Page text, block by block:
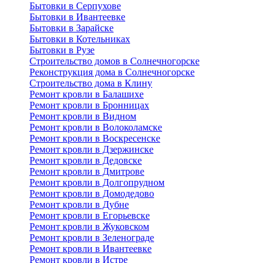
Бытовки в Серпухове
Бытовки в Ивантеевке
Бытовки в Зарайске
Бытовки в Котельниках
Бытовки в Рузе
Строительство домов в Солнечногорске
Реконструкция дома в Солнечногорске
Строительство дома в Клину
Ремонт кровли в Балашихе
Ремонт кровли в Бронницах
Ремонт кровли в Видном
Ремонт кровли в Волоколамске
Ремонт кровли в Воскресенске
Ремонт кровли в Дзержинске
Ремонт кровли в Дедовске
Ремонт кровли в Дмитрове
Ремонт кровли в Долгопрудном
Ремонт кровли в Домодедово
Ремонт кровли в Дубне
Ремонт кровли в Егорьевске
Ремонт кровли в Жуковском
Ремонт кровли в Зеленограде
Ремонт кровли в Ивантеевке
Ремонт кровли в Истре